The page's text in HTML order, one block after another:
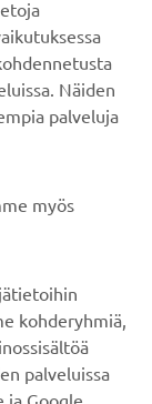
Näiden
palveluja
myös
kohderyhmiä,
palveluissa
ja Google.